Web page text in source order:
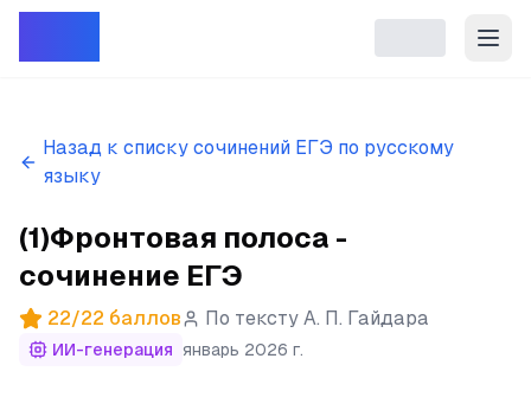
Назад к списку сочинений ЕГЭ по русскому
языку
(1)Фронтовая полоса -
сочинение ЕГЭ
22/22 баллов По тексту А. П. Гайдара
ИИ-генерация январь 2026 г.